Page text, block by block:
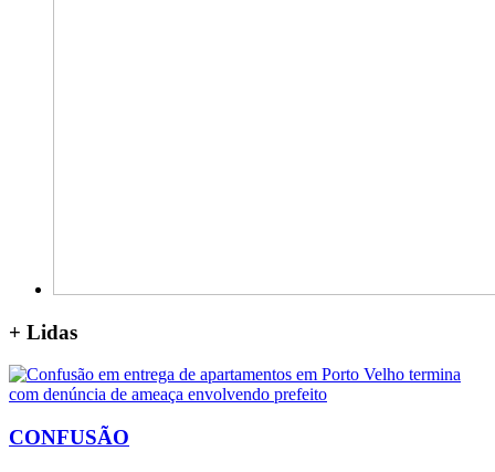
+ Lidas
CONFUSÃO